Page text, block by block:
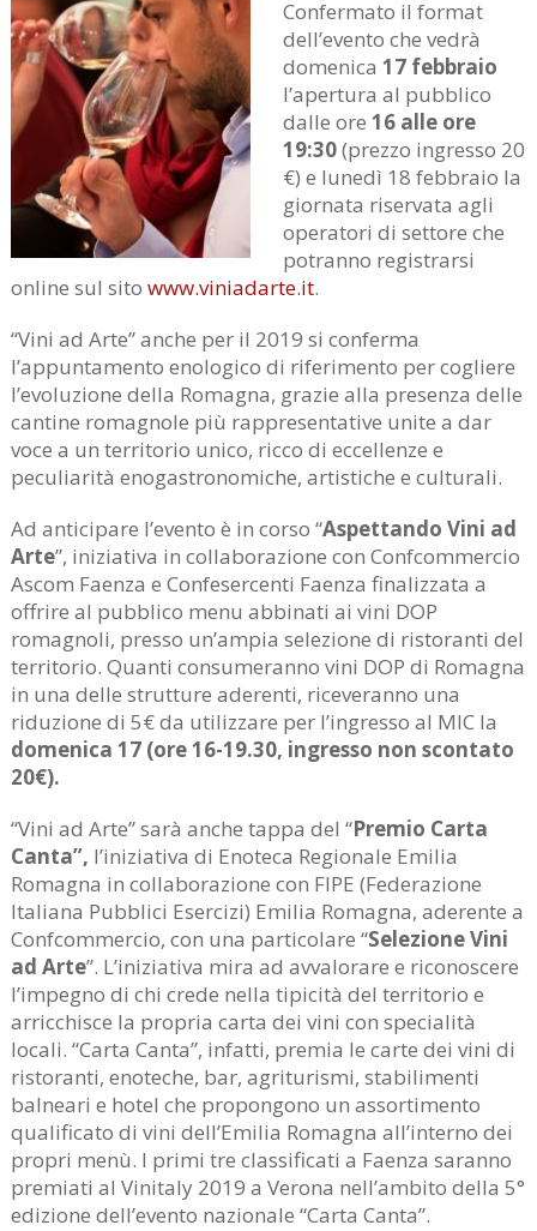
Confermato il format
dell’evento che vedrà
domenica 17 febbraio
l’apertura al pubblico
dalle ore 16 alle ore
19:30(prezzo ingresso 20
€) e lunedì 18 febbraio la
giornata riservata agli
operatori di settore che
potranno registrarsi
online sul sito www.viniadarte.it.
“Vini ad Arte” anche per il 2019 si conferma
l’appuntamento enologico di riferimento per cogliere
l’evoluzione della Romagna, grazie alla presenza delle
cantine romagnole più rappresentative unite a dar
voce a un territorio unico, ricco di eccellenze e
peculiarità enogastronomiche, artistiche e culturali.
Ad anticipare l’evento è in corso “Aspettando Vini ad
Arte”, iniziativa in collaborazione con Confcommercio
Ascom Faenza e Confesercenti Faenza finalizzata a
offrire al pubblico menu abbinati ai vini DOP
romagnoli, presso un’ampia selezione di ristoranti del
territorio. Quanti consumeranno vini DOP di Romagna
in una delle strutture aderenti, riceveranno una
riduzione di 5€ da utilizzare per l’ingresso al MIC la
domenica 17 (ore 16-19.30, ingresso non scontato
20€).
“Vini ad Arte” sarà anche tappa del “Premio Carta
Canta”, l’iniziativa di Enoteca Regionale Emilia
Romagna in collaborazione con FIPE (Federazione
Italiana Pubblici Esercizi) Emilia Romagna, aderente a
Confcommercio, con una particolare “Selezione Vini
ad Arte”. L’iniziativa mira ad avvalorare e riconoscere
l’impegno di chi crede nella tipicità del territorio e
arricchisce la propria carta dei vini con specialità
locali. “Carta Canta”, infatti, premia le carte dei vini di
ristoranti, enoteche, bar, agriturismi, stabilimenti
balneari e hotel che propongono un assortimento
qualificato di vini dell’Emilia Romagna all’interno dei
propri menù. I primi tre classificati a Faenza saranno
premiati al Vinitaly 2019 a Verona nell’ambito della 5°
edizione dell’evento nazionale “Carta Canta”.